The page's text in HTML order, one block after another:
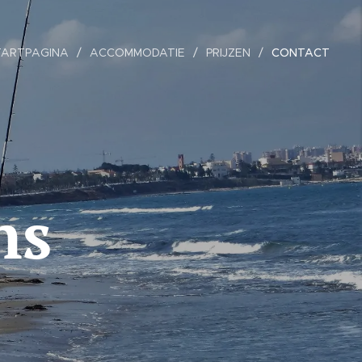
ACCOMMODATIE PRIJZEN CONTACT